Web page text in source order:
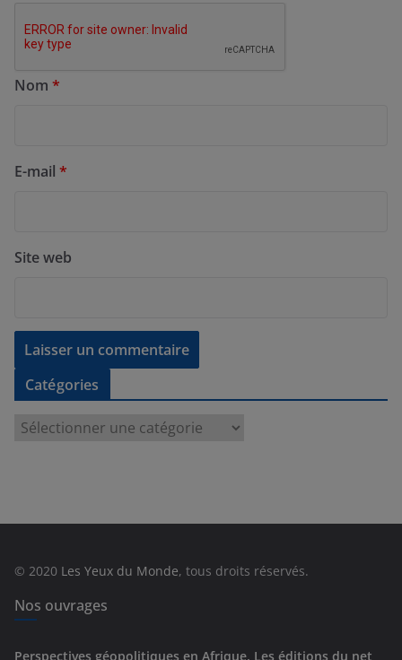
Nom *
E-mail *
Site web
Catégories
e
s
© 2020 Les Yeux du Monde, tous droits réservés.
Nos ouvrages
Perspectives géopolitiques en Afrique, Les éditions du net